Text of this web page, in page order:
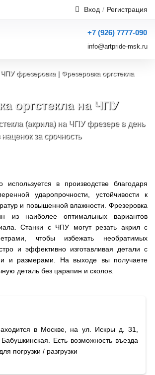
Услуги резки и
Вход / Регистрация
+7 (926) 7777-090
info@artpride-msk.ru
ЧПУ фрезеровка | Фрезеровка оргстекла
оргстекла на ЧПУ
(акрила) на ЧПУ фрезере в день
за срочность
используется в производстве благодаря
ударопрочности, устойчивости к
и повышенной влажности. Фрезеровка
из наиболее оптимальных вариантов
Станки с ЧПУ могут резать акрил с
чтобы избежать необратимых
и эффективно изготавливая детали с
и размерами. На выходе вы получаете
деталь без царапин и сколов.
в Москве, на ул. Искры д. 31,
Есть возможность въезда
погрузки / разгрузки